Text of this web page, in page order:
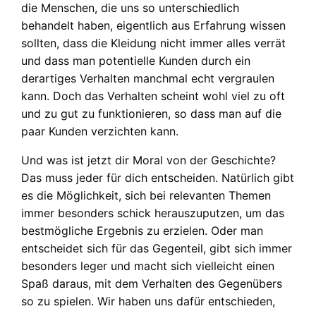
die Menschen, die uns so unterschiedlich
behandelt haben, eigentlich aus Erfahrung wissen
sollten, dass die Kleidung nicht immer alles verrät
und dass man potentielle Kunden durch ein
derartiges Verhalten manchmal echt vergraulen
kann. Doch das Verhalten scheint wohl viel zu oft
und zu gut zu funktionieren, so dass man auf die
paar Kunden verzichten kann.
Und was ist jetzt dir Moral von der Geschichte?
Das muss jeder für dich entscheiden. Natürlich gibt
es die Möglichkeit, sich bei relevanten Themen
immer besonders schick herauszuputzen, um das
bestmögliche Ergebnis zu erzielen. Oder man
entscheidet sich für das Gegenteil, gibt sich immer
besonders leger und macht sich vielleicht einen
Spaß daraus, mit dem Verhalten des Gegenübers
so zu spielen. Wir haben uns dafür entschieden,